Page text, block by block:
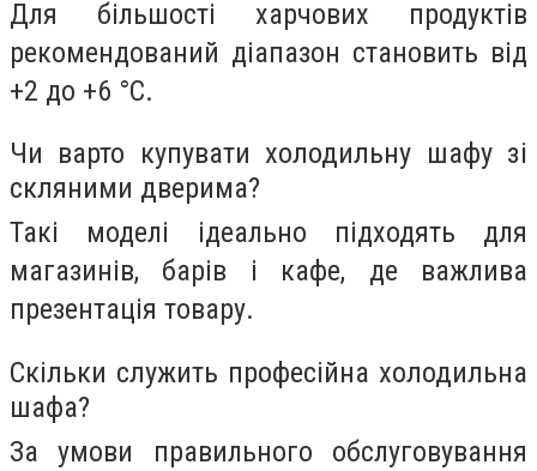
Для більшості харчових продуктів
рекомендований діапазон становить від
+2 до +6 °C.
Чи варто купувати холодильну шафу зі
скляними дверима?
Такі моделі ідеально підходять для
магазинів, барів і кафе, де важлива
презентація товару.
Скільки служить професійна холодильна
шафа?
За умови правильного обслуговування